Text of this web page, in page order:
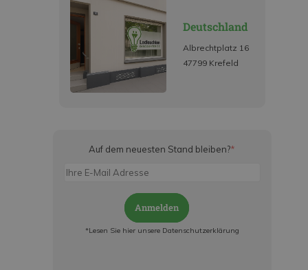
Deutschland
Albrechtplatz 16
47799 Krefeld
Auf dem neuesten Stand bleiben?*
Anmelden
*Lesen Sie hier unsere Datenschutzerklärung